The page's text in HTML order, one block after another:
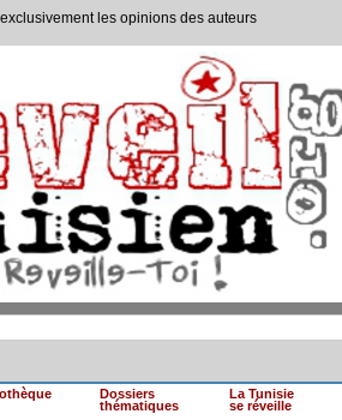
les opinions des auteurs
Dossiers
thématiques
La Tunisie
se réveille